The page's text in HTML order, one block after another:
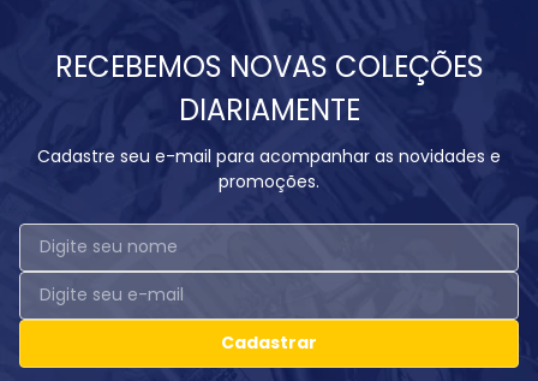
RECEBEMOS NOVAS COLEÇÕES
DIARIAMENTE
Cadastre seu e-mail para acompanhar as novidades e
promoções.
Cadastrar